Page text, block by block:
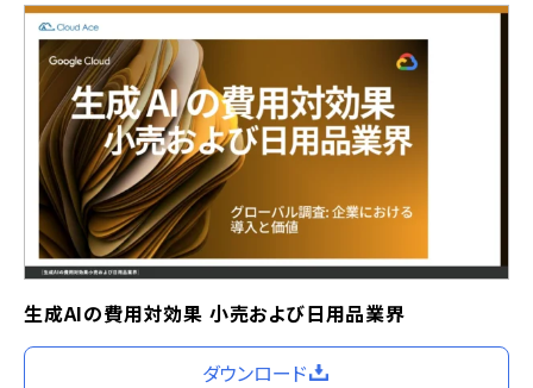
生成AIの費用対効果 小売および日用品業界
ダウンロード